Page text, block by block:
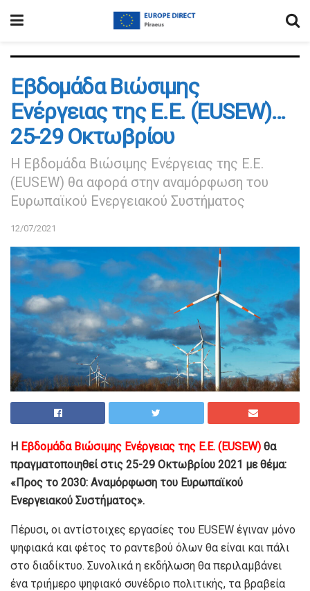
Εβδομάδα Βιώσιμης
Ενέργειας της Ε.Ε. (EUSEW)…
25-29 Οκτωβρίου
Η Εβδομάδα Βιώσιμης Ενέργειας της Ε.Ε.
(EUSEW) θα αφορά στην αναμόρφωση του
Ευρωπαϊκού Ενεργειακού Συστήματος
12/07/2021
Η Εβδομάδα Βιώσιμης Ενέργειας της Ε.Ε. (EUSEW) θα
πραγματοποιηθεί στις 25-29 Οκτωβρίου 2021 με θέμα:
«Προς το 2030: Αναμόρφωση του Ευρωπαϊκού
Ενεργειακού Συστήματος».
Πέρυσι, οι αντίστοιχες εργασίες του EUSEW έγιναν μόνο
ψηφιακά και φέτος το ραντεβού όλων θα είναι και πάλι
στο διαδίκτυο. Συνολικά η εκδήλωση θα περιλαμβάνει
ένα τριήμερο ψηφιακό συνέδριο πολιτικής, τα βραβεία